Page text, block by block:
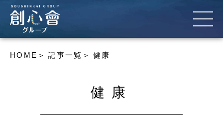
HOME 記事一覧 健康
健康